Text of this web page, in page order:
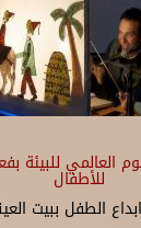
العالمي للبيئة
للأطفال
الطفل ببيت